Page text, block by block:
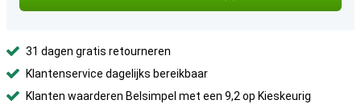
31 dagen gratis retourneren
Klantenservice dagelijks bereikbaar
Klanten waarderen Belsimpel met een 9,2 op Kieskeurig